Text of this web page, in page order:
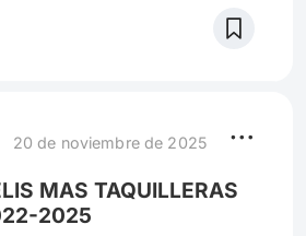
todos lados, escenas de
diez. ¿Lo técnico?
el pulso
20 de noviembre de 2025
MAS TAQUILLERAS
2025